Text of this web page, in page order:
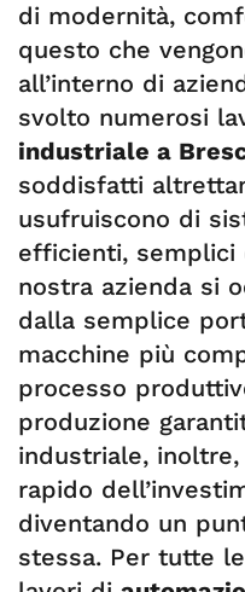
di modernità,
questo che
all’interno di
svolto numerosi
industriale a
soddisfatti
usufruiscono di
efficienti, semplici
nostra azienda si
dalla semplice
macchine più
processo
produzione
industriale,
rapido
diventando un
stessa. Per tutte